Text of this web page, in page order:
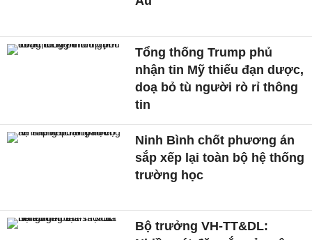
Tổng thống Trump phủ
nhận tin Mỹ thiếu đạn dược,
doạ bỏ tù người rò rỉ thông
tin
Ninh Bình chốt phương án
sắp xếp lại toàn bộ hệ thống
trường học
Bộ trưởng VH-TT&DL: